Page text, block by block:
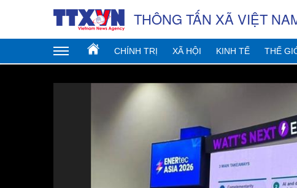
THÔNG TẤN XÃ VIỆT
CHÍNH TRỊ XÃ HỘI KINH TẾ THẾ